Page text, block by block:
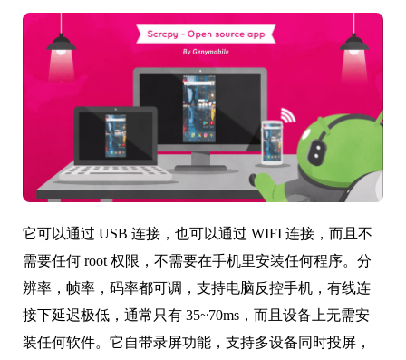
它可以通过 USB 连接，也可以通过 WIFI 连接，而且不
需要任何 root 权限，不需要在手机里安装任何程序。分
辨率，帧率，码率都可调，支持电脑反控手机，有线连
接下延迟极低，通常只有 35~70ms，而且设备上无需安
装任何软件。它自带录屏功能，支持多设备同时投屏，